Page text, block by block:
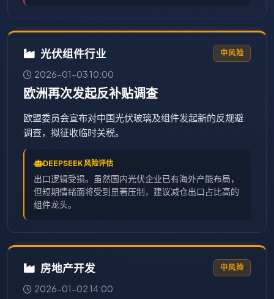
光伏组件行业 中风险
2026-01-03 10:00
欧洲再次发起反补贴调查
欧盟委员会宣布对中国光伏玻璃及组件发起新的反规避
调查，拟征收临时关税。
DEEPSEEK 风险评估
出口逻辑受损。虽然国内光伏企业已有海外产能布局，
但短期情绪面将受到显著压制，建议减仓出口占比高的
组件龙头。
房地产开发 中风险
2026-01-02 14:00